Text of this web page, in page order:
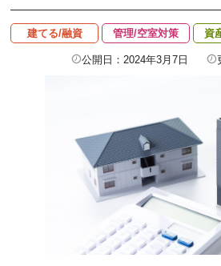
建てる/融資 管理/空室対策 資
公開日：2024年3月7日